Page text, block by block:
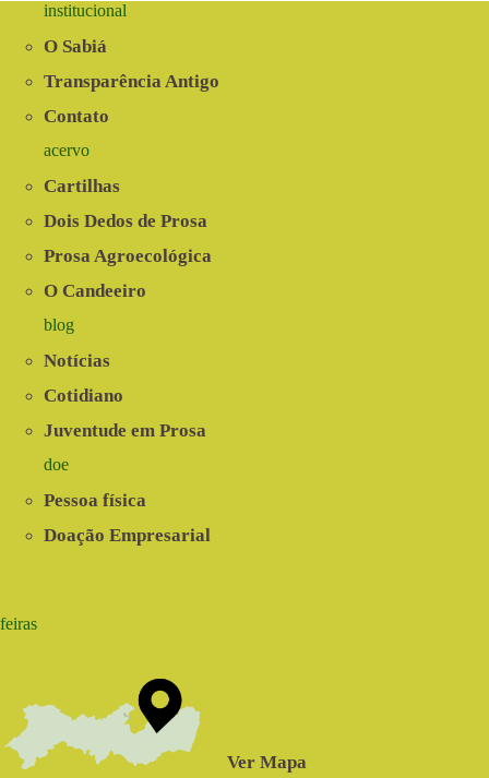
institucional
O Sabiá
Transparência Antigo
Contato
acervo
Cartilhas
Dois Dedos de Prosa
Prosa Agroecológica
O Candeeiro
blog
Notícias
Cotidiano
Juventude em Prosa
doe
Pessoa física
Doação Empresarial
feiras
Ver Mapa